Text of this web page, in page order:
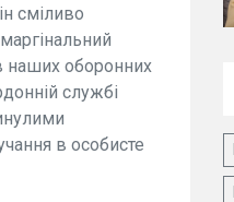
сміливо
наших оборонних
службі
в особисте